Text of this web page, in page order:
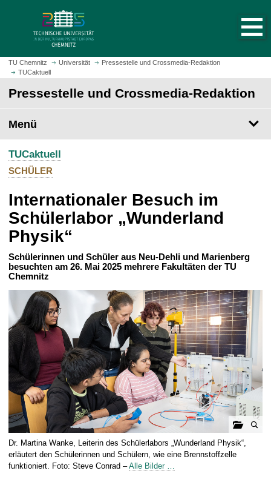
m
H
t
s
i
e
a
u
f
r
f
e
n
TU Chemnitz Universität
Pressestelle und Crossmedia-Redaktion
TUCaktuell
Pressestelle und Crossmedia-Redaktion
Menü
TUCaktuell
SCHÜLER
Internationaler Besuch im
Schülerlabor „Wunderland
Physik“
Schülerinnen und Schüler aus Neu-Dehli und Marienberg
besuchten am 26. Mai 2025 mehrere Fakultäten der TU
Chemnitz
G
a
l
Dr. Martina Wanke, Leiterin des Schülerlabors „Wunderland Physik“,
erläutert den Schülerinnen und Schülern, wie eine Brennstoffzelle
funktioniert. Foto: Steve Conrad –Alle Bilder …